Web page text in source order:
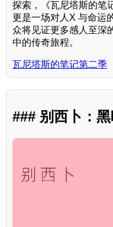
探索，《瓦尼塔斯的笔
更是一场对人X 与命运
众将见证更多感人至深
中的传奇旅程。
瓦尼塔斯的笔记第二季
### 别西卜：